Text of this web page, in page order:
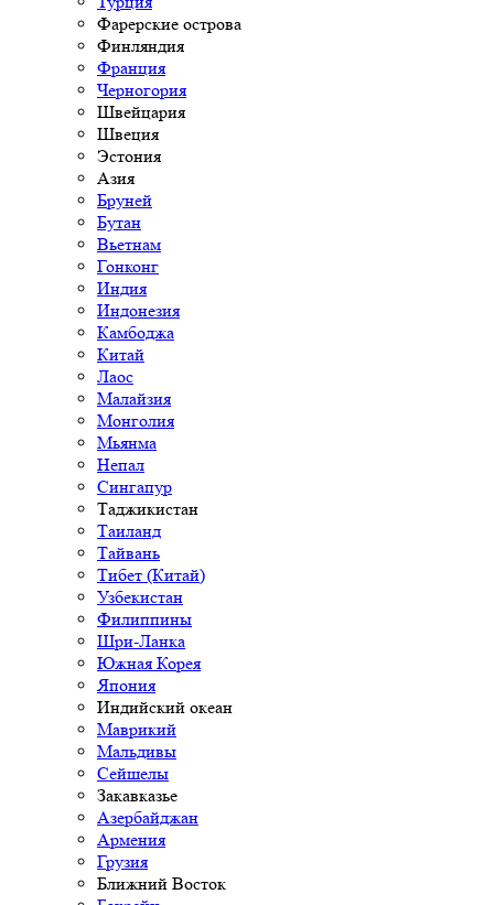
Фарерские острова
Финляндия
Франция
Черногория
Швейцария
Швеция
Эстония
Азия
Бруней
Бутан
Вьетнам
Гонконг
Индия
Индонезия
Камбоджа
Китай
Лаос
Малайзия
Монголия
Мьянма
Непал
Сингапур
Таджикистан
Таиланд
Тайвань
Тибет (Китай)
Узбекистан
Филиппины
Шри-Ланка
Южная Корея
Япония
Индийский океан
Маврикий
Мальдивы
Сейшелы
Закавказье
Азербайджан
Армения
Грузия
Ближний Восток